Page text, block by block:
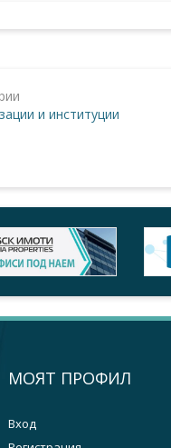
и институции
МОЯТ ПРОФИЛ
Вход